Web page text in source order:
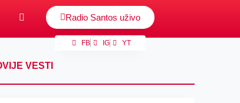
Radio Santos uživo
FB IG YT
VESTI